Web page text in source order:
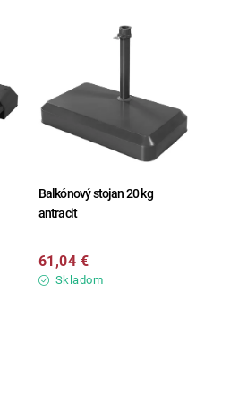
Balkónový stojan 20 kg
antracit
Skladom
61,04 €